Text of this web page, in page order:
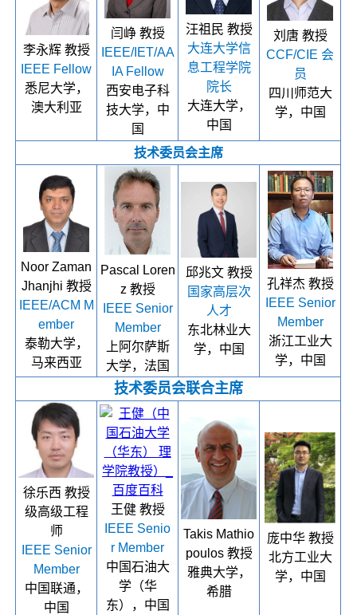
李永辉 教授
IEEE Fellow
悉尼大学，
澳大利亚
闫峥 教授
IEEE/IET/AA
IA Fellow
西安电子科
技大学，中
国
汪祖民 教授
大连大学信
息工程学院
院长
大连大学，
中国
刘唐 教授
CCF/CIE 会
员
四川师范大
学，中国
技术委员会主席
Noor Zaman
Jhanjhi 教授
IEEE/ACM M
ember
泰勒大学，
马来西亚
Pascal Loren
z 教授
IEEE Senior
Member
上阿尔萨斯
大学，法国
邱兆文 教授
国家高层次
人才
东北林业大
学，中国
孔祥杰 教授
IEEE Senior
Member
浙江工业大
学，中国
技术委员会联合主席
徐乐西 教授
级高级工程
师
IEEE Senior
Member
中国联通，
中国
王健 教授
IEEE Senio
r Member
中国石油大
学（华
东），中国
Takis Mathio
poulos 教授
雅典大学，
希腊
庞中华 教授
北方工业大
学，中国